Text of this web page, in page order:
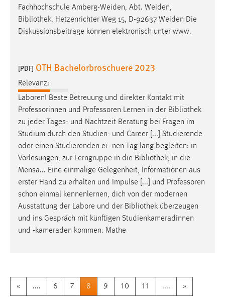
Fachhochschule Amberg-Weiden, Abt. Weiden,
Bibliothek, Hetzenrichter Weg 15, D-92637 Weiden Die
Diskussionsbeiträge können elektronisch unter www.
[PDF] OTH Bachelorbroschuere 2023
Relevanz:
Laboren! Beste Betreuung und direkter Kontakt mit
Professorinnen und Professoren Lernen in der Bibliothek
zu jeder Tages- und Nachtzeit Beratung bei Fragen im
Studium durch den Studien- und Career [...] Studierende
oder einen Studierenden ei- nen Tag lang begleiten: in
Vorlesungen, zur Lerngruppe in die Bibliothek, in die
Mensa... Eine einmalige Gelegenheit, Informationen aus
erster Hand zu erhalten und Impulse [...] und Professoren
schon einmal kennenlernen, dich von der modernen
Ausstattung der Labore und der Bibliothek überzeugen
und ins Gespräch mit künftigen Studienkameradinnen
und -kameraden kommen. Mathe
« .... 6 7 8 9 10 11 .... »